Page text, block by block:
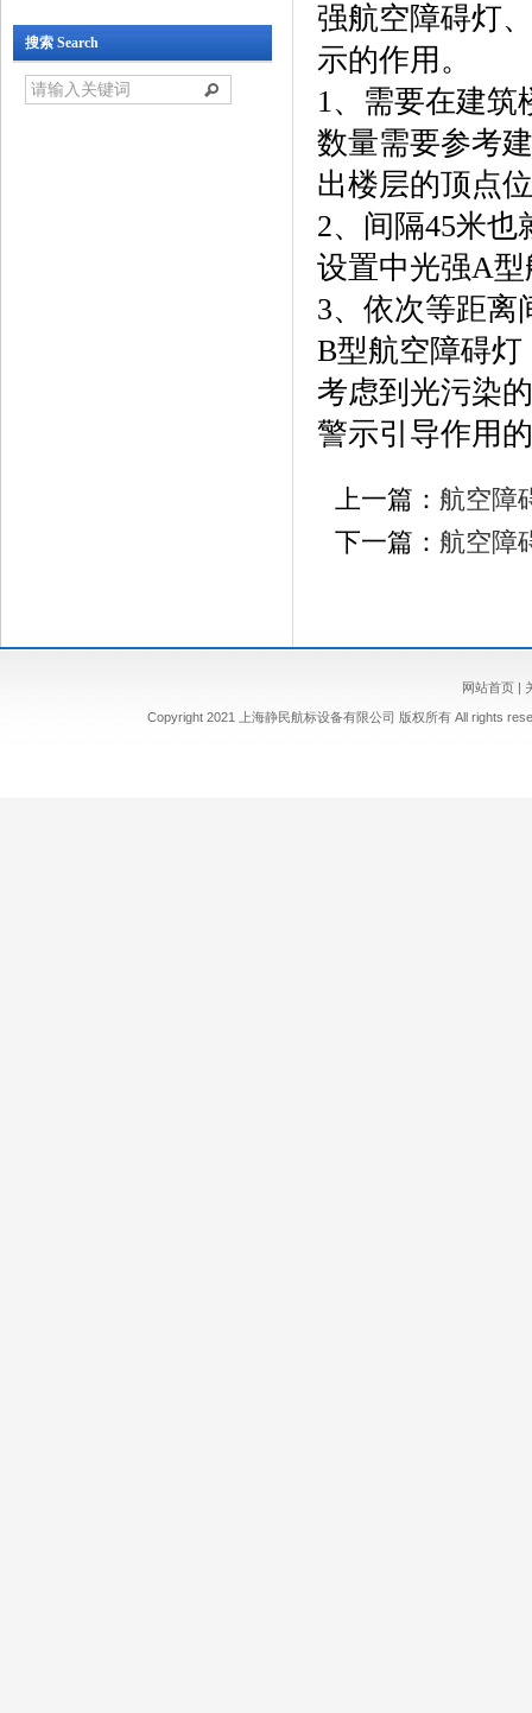
搜索 Search
强航空障碍灯
示的作用。
1、需要在建筑
数量需要参考
出楼层的顶点
2、 间隔45米也
设置中光强A
3、 依次等距离
B型航空障碍灯
考虑到光污染
警示引导作用
上一篇： 航空障
下一篇： 航空障
网站首页|
Copyright 2021 上海静民航标设备有限公司 版权所有 All rights